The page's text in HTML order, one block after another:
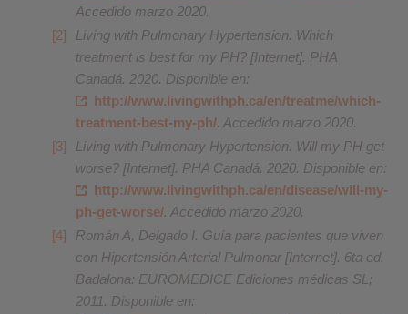
Accedido marzo 2020.
Living with Pulmonary Hypertension. Which
treatment is best for my PH? [Internet]. PHA
Canadá. 2020. Disponible en:
http://www.livingwithph.ca/en/treatme/which-
treatment-best-my-ph/. Accedido marzo 2020.
Living with Pulmonary Hypertension. Will my PH get
worse? [Internet]. PHA Canadá. 2020. Disponible en:
http://www.livingwithph.ca/en/disease/will-my-
ph-get-worse/. Accedido marzo 2020.
Román A, Delgado I. Guía para pacientes que viven
con Hipertensión Arterial Pulmonar [Internet]. 6ta ed.
Badalona: EUROMEDICE Ediciones médicas SL;
2011. Disponible en: